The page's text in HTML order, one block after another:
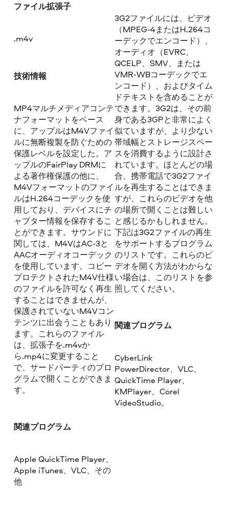
ファイル拡張子
.m4v
技術情報
MP4マルチメディアコンテ
ナフォーマットをベース
に、アップルはM4Vファイ
ルに無断複製を防ぐための
保護レベルを設定した。ア
ップルのFairPlay DRMに
よる著作権保護の他に、
M4Vフォーマットのファイ
ルはH.264コーデックを使
用しており、デバイスにチ
ャプター情報を保存するこ
とができます。サウンドに
関しては、M4VはAC-3と
AACオーディオコーデック
を使用しています。コピー
プロテクトされたM4V仕様
のファイルを許可なく再生
することはできませんが、
保護されていないM4Vコン
テンツに出会うこともあり
ます。これらのファイル
は、拡張子を.m4vか
ら.mp4に変更すること
で、サードパーティのプロ
グラムで開くことができま
す。
関連プログラム
Apple QuickTime Player、
Apple iTunes、VLC、その
他
3G2ファイルには、ビデオ
（MPEG-4またはH.264コ
ーデックでエンコード）、
オーディオ（EVRC、
QCELP、SMV、または
VMR-WBコーデックでエ
ンコード）、およびタイム
ドテキストを含めることが
できます。3G2は、その前
身である3GPと非常によく
似ていますが、より少ない
帯域幅とストレージスペー
スを消費するように設計さ
れています。ほとんどの場
合、携帯電話で3G2ファイ
ルを再生することはできま
すが、これらのビデオを他
の場所で開くことは難しい
と感じるかもしれません。
下記は3G2ファイルの再生
をサポートするプログラム
のリストです。これらのビ
デオを開く方法がわからな
い場合は、このリストを参
照してください。
関連プログラム
CyberLink
PowerDirector、VLC、
QuickTime Player、
KMPlayer、Corel
VideoStudio。